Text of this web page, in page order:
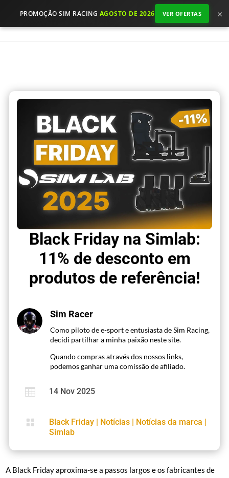
PROMOÇÃO SIM RACING AGOSTO DE 2026 VER OFERTAS ×
Black Friday na Simlab:
11% de desconto em
produtos de referência!
Sim Racer
Como piloto de e-sport e entusiasta de Sim Racing,
decidi partilhar a minha paixão neste site.
Quando compras através dos nossos links,
podemos ganhar uma comissão de afiliado.
 14 Nov 2025
 Black Friday | Notícias | Notícias da marca |
Simlab
A Black Friday aproxima-se a passos largos e os fabricantes de